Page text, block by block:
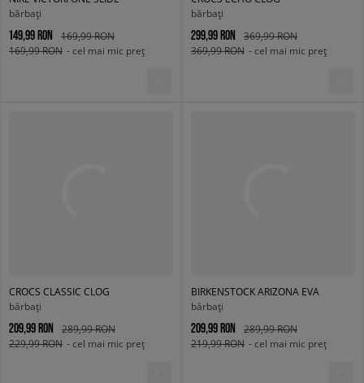
bărbați
149,99 RON
169,99 RON
169,99 RON - cel mai mic preț
bărbați
299,99 RON
369,99 RON
369,99 RON - cel mai mic preț
CROCS CLASSIC CLOG
bărbați
209,99 RON
289,99 RON
229,99 RON - cel mai mic preț
BIRKENSTOCK ARIZONA EVA
bărbați
209,99 RON
289,99 RON
219,99 RON - cel mai mic preț